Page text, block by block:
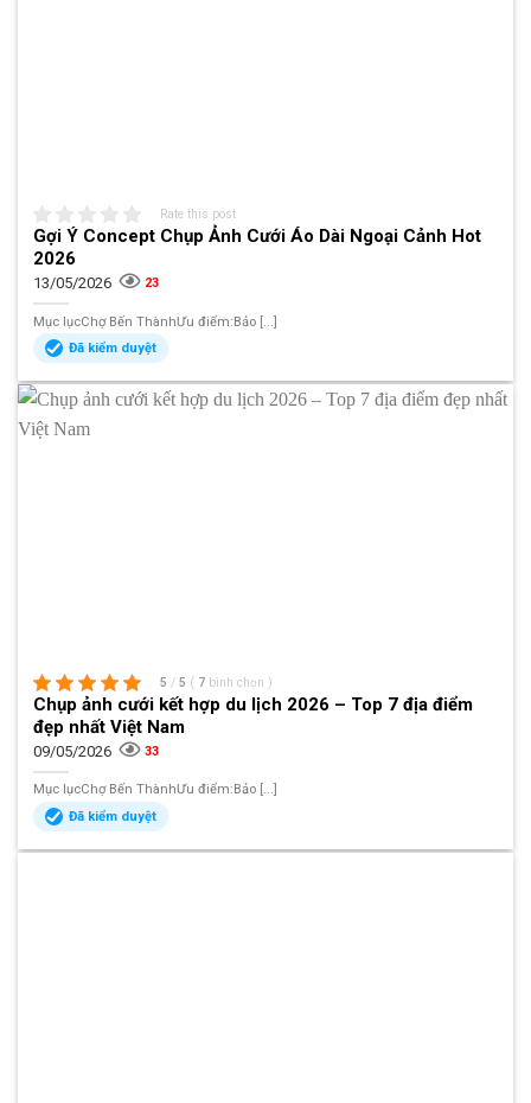
Rate this post
Gợi Ý Concept Chụp Ảnh Cưới Áo Dài Ngoại Cảnh Hot
2026
13/05/2026 23
Mục lụcChợ Bến ThànhƯu điểm:Bảo [...]
Đã kiểm duyệt
5 / 5 ( 7 bình chọn )
Chụp ảnh cưới kết hợp du lịch 2026 – Top 7 địa điểm
đẹp nhất Việt Nam
09/05/2026 33
Mục lụcChợ Bến ThànhƯu điểm:Bảo [...]
Đã kiểm duyệt